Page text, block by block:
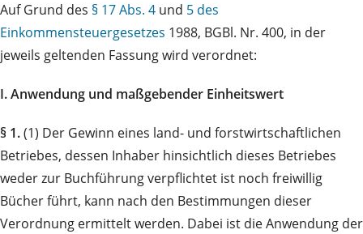
Auf Grund des § 17 Abs. 4 und 5 des
Einkommensteuergesetzes 1988, BGBl. Nr. 400, in der
jeweils geltenden Fassung wird verordnet:
I. Anwendung und maßgebender Einheitswert
§ 1.(1) Der Gewinn eines land- und forstwirtschaftlichen
Betriebes, dessen Inhaber hinsichtlich dieses Betriebes
weder zur Buchführung verpflichtet ist noch freiwillig
Bücher führt, kann nach den Bestimmungen dieser
Verordnung ermittelt werden. Dabei ist die Anwendung der